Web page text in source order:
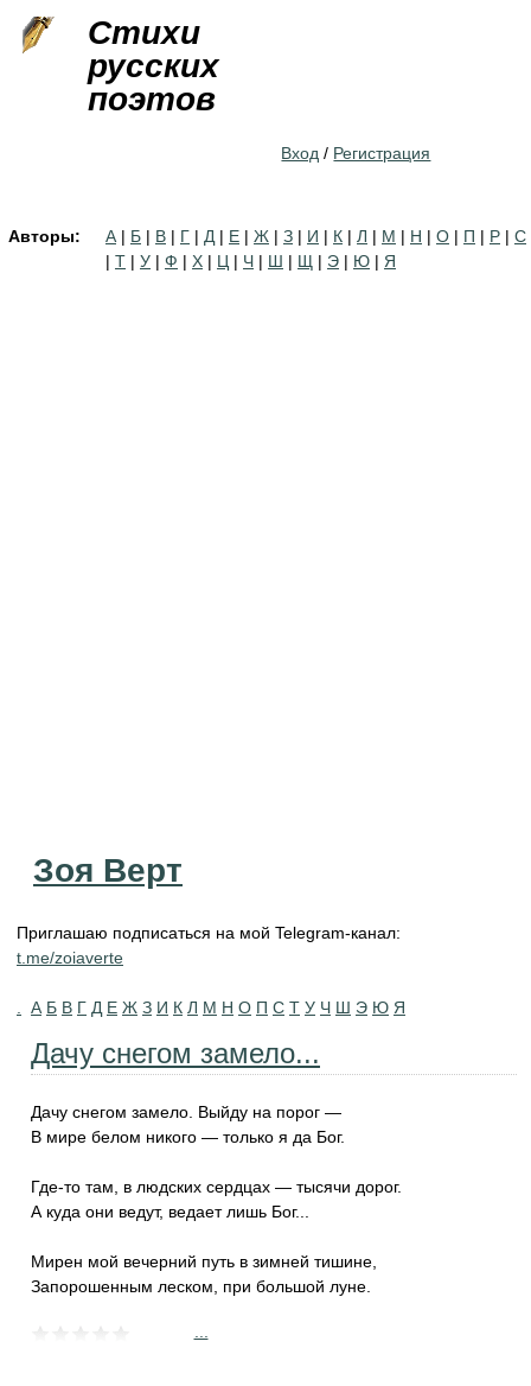
Стихи
русских
поэтов
Вход / Регистрация
Авторы: А | Б | В | Г | Д | Е | Ж | З | И | К | Л | М | Н | О | П | Р | С
| Т | У | Ф | Х | Ц | Ч | Ш | Щ | Э | Ю | Я
Зоя Верт
Приглашаю подписаться на мой Telegram-канал:
t.me/zoiaverte
А Б В Г Д Е Ж З И К Л М Н О П С Т У Ч Ш Э Ю Я
Дачу снегом замело...
Дачу снегом замело. Выйду на порог —
В мире белом никого — только я да Бог.
Где-то там, в людских сердцах — тысячи дорог.
А куда они ведут, ведает лишь Бог...
Мирен мой вечерний путь в зимней тишине,
Запорошенным леском, при большой луне.